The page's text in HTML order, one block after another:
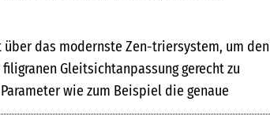
über das modernste Zen-triersystem, um den
Gleitsichtanpassung gerecht zu
wie zum Beispiel die genaue